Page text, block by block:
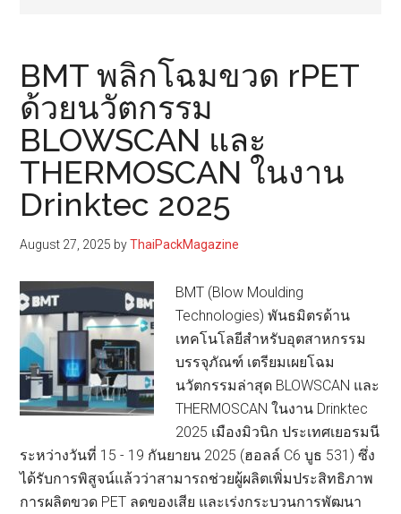
BMT พลิกโฉมขวด rPET
ด้วยนวัตกรรม
BLOWSCAN และ
THERMOSCAN ในงาน
Drinktec 2025
August 27, 2025 byThaiPackMagazine
BMT (Blow Moulding
Technologies) พันธมิตรด้าน
เทคโนโลยีสำหรับอุตสาหกรรม
บรรจุภัณฑ์ เตรียมเผยโฉม
นวัตกรรมล่าสุด BLOWSCAN และ
THERMOSCAN ในงาน Drinktec
2025 เมืองมิวนิก ประเทศเยอรมนี
ระหว่างวันที่ 15 - 19 กันยายน 2025 (ฮอลล์ C6 บูธ 531) ซึ่ง
ได้รับการพิสูจน์แล้วว่าสามารถช่วยผู้ผลิตเพิ่มประสิทธิภาพ
การผลิตขวด PET ลดของเสีย และเร่งกระบวนการพัฒนา